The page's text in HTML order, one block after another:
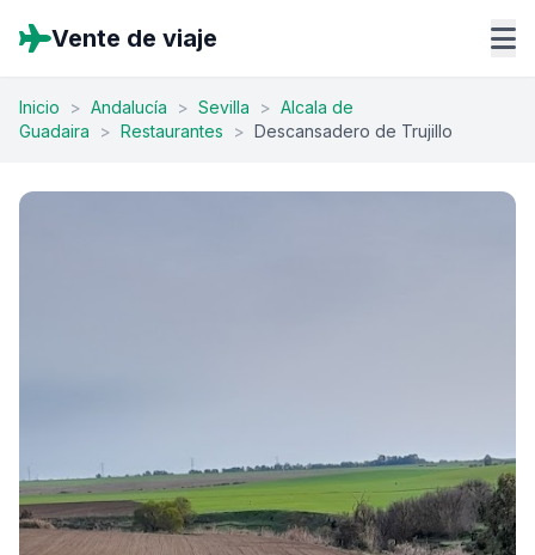
Vente de viaje
Inicio > Andalucía > Sevilla > Alcala de
Guadaira
> Restaurantes > Descansadero de Trujillo